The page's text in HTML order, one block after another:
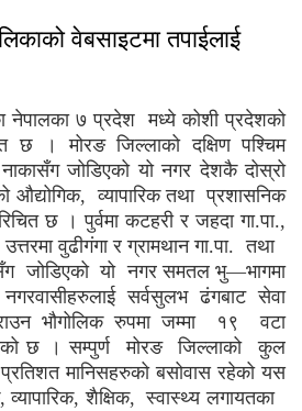
वेबसाइटमा तपाईलाई
नेपालका ७ प्रदेश मध्ये कोशी प्रदेशको
छ । मोरङ जिल्लाको दक्षिण पश्चिम
जोडिएको यो नगर देशकै दोस्रो
औद्योगिक, व्यापारिक तथा प्रशासनिक
छ । पुर्वमा कटहरी र जहदा गा.पा.,
वुढीगंगा र ग्रामथान गा.पा. तथा
जोडिएको यो नगर समतल भु—भागमा
सर्वसुलभ ढंगबाट सेवा
भौगोलिक रुपमा जम्मा १९ वटा
छ । सम्पुर्ण मोरङ जिल्लाको कुल
मानिसहरुको बसोवास रहेको यस
शैक्षिक, स्वास्थ्य लगायतका